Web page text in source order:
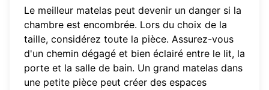
Le meilleur matelas peut devenir un danger si la
chambre est encombrée. Lors du choix de la
taille, considérez toute la pièce. Assurez-vous
d'un chemin dégagé et bien éclairé entre le lit, la
porte et la salle de bain. Un grand matelas dans
une petite pièce peut créer des espaces